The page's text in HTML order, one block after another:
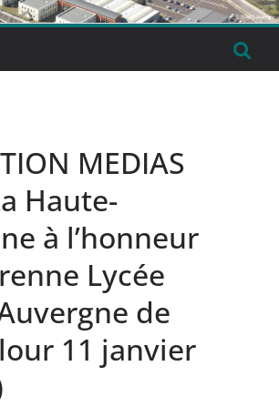
MEDIAS
Haute-
à l’honneur
Lycée
de
11 janvier